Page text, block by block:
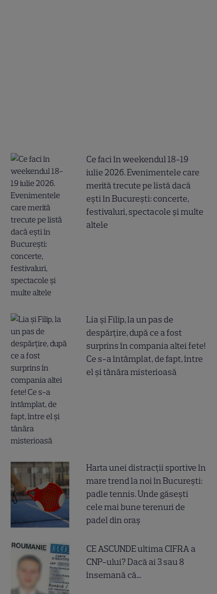
Ce faci în weekendul 18-19
iulie 2026. Evenimentele care
merită trecute pe listă dacă
ești în București: concerte,
festivaluri, spectacole și multe
altele
Lia și Filip, la un pas de
despărțire, după ce a fost
surprins în compania altei fete!
Ce s-a întâmplat, de fapt, între
el și tânăra misterioasă
Harta unei distracții sportive în
mare trend la noi în București:
padle tennis. Unde găsești
cele mai bune terenuri de
padel din oraș
CE ASCUNDE ultima CIFRA a
CNP-ului? Dacă ai 3 sau 8
însemană că...